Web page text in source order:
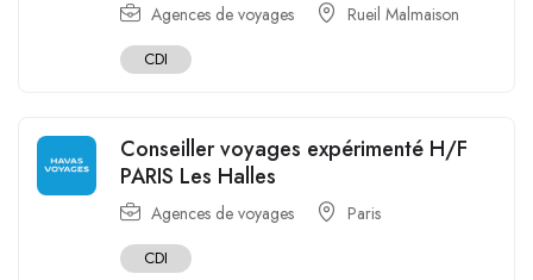
Agences de voyages Rueil Malmaison
CDI
Conseiller voyages expérimenté H/F
PARIS Les Halles
Agences de voyages Paris
CDI